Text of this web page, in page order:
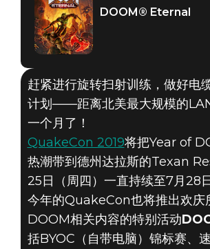
DOOM® Eternal
2019年6月25日
DOOM® Eternal
赶紧进行旋转扫射训练，做好电
计划——距离北美最大规模的
一个月了！
QuakeCon 2019将把Year of
热潮带到德州达拉斯的Texan
25日（周四）一直持续至7月28
今年的QuakeCon也将推出欢庆
DOOM相关内容的特别活动
括BYOC（自带电脑）锦标赛、